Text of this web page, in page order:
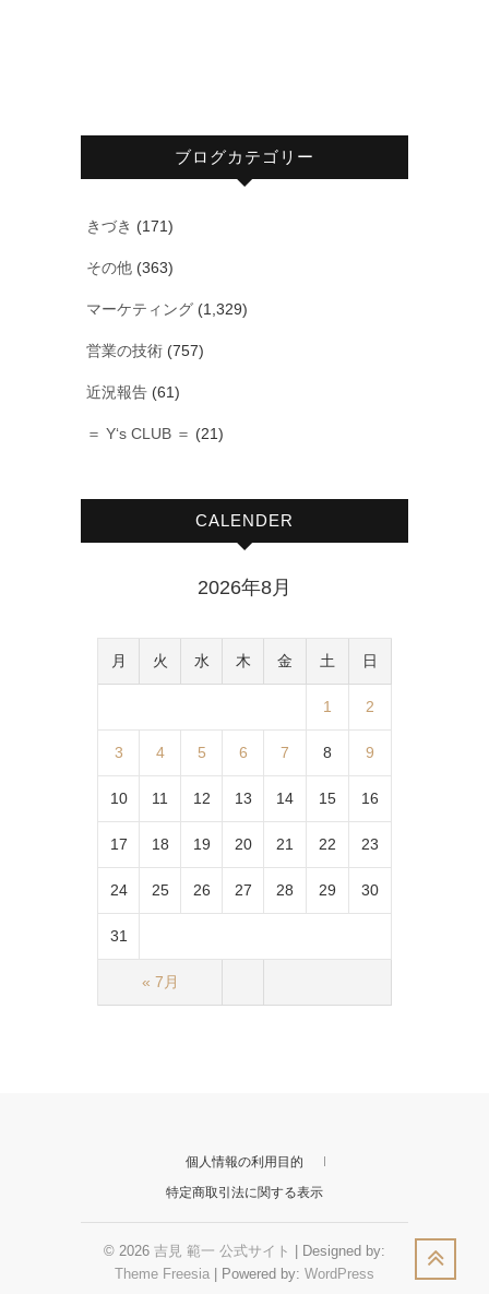
ブログカテゴリー
きづき (171)
その他 (363)
マーケティング (1,329)
営業の技術 (757)
近況報告 (61)
＝ Y‘s CLUB ＝ (21)
CALENDER
2026年8月
月 火 水 木 金 土 日
« 7月
1 2
3 4 5 6 7 8 9
10 11 12 13 14 15 16
17 18 19 20 21 22 23
24 25 26 27 28 29 30
31
個人情報の利用目的
特定商取引法に関する表示
© 2026 吉見 範一 公式サイト | Designed by:
Theme Freesia | Powered by: WordPress